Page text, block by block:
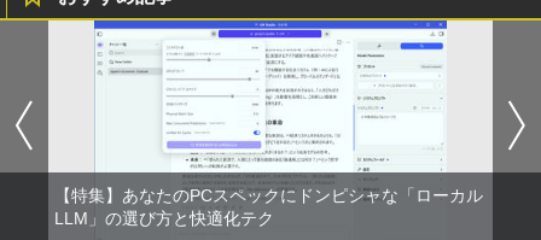
【特集】あなたのPCスペックにドンピシャな「ローカル
LLM」の選び方と快適化テク